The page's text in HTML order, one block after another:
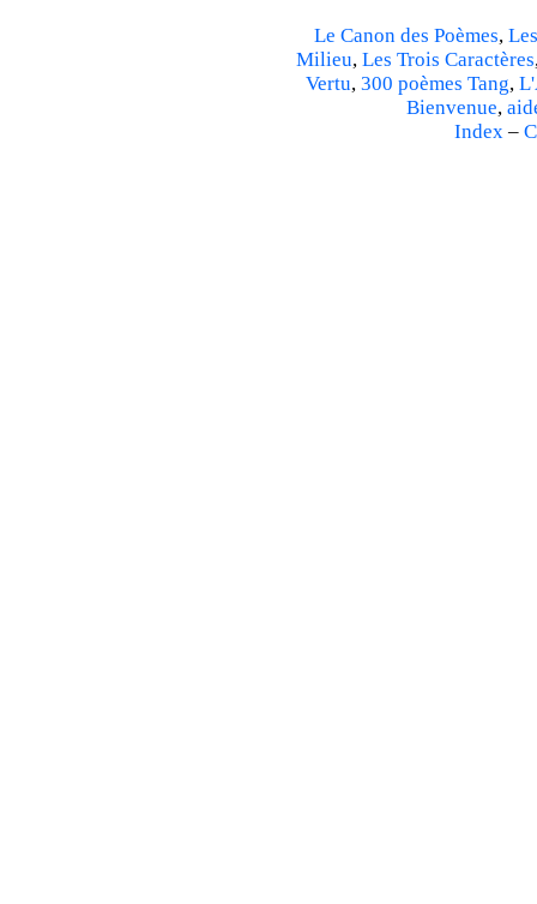
Le Canon des Poèmes,
Milieu, Les Trois Caractères
Vertu, 300 poèmes Tang,
Bienvenue,
Index–